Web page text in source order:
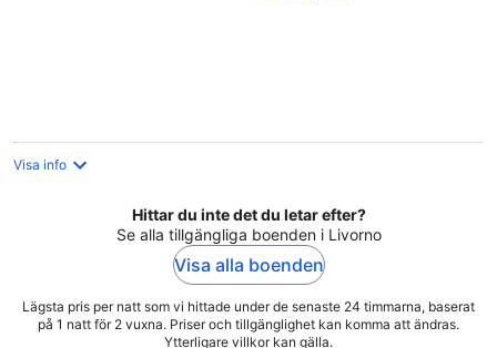
Visa info
Hittar du inte det du letar efter?
Se alla tillgängliga boenden i Livorno
Visa alla boenden
Lägsta pris per natt som vi hittade under de senaste 24 timmarna, baserat
på 1 natt för 2 vuxna. Priser och tillgänglighet kan komma att ändras.
Ytterligare villkor kan gälla.